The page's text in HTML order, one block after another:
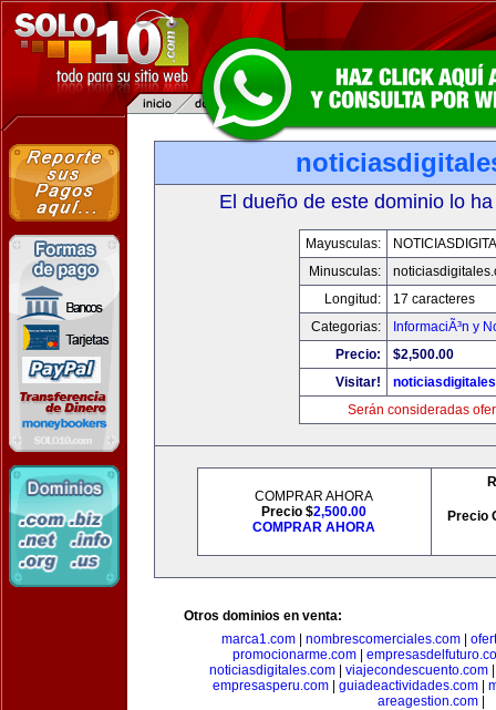
El dueño de este dominio lo
Mayusculas:
Minusculas:
Longitud:
17 caracteres
Categorias:
InformaciÃ³n y
Precio:
$2,500.00
Visitar!
Serán consideradas
COMPRAR AHORA
Precio $2,500.00
COMPRAR AHORA
Precio
Otros dominios en venta:
marca1.com| nombrescomerciales.com|
promocionarme.com|
noticiasdigitales.com| viajecondescuento.com
empresasperu.com| guiadeactividades.com|
areagestion.com|